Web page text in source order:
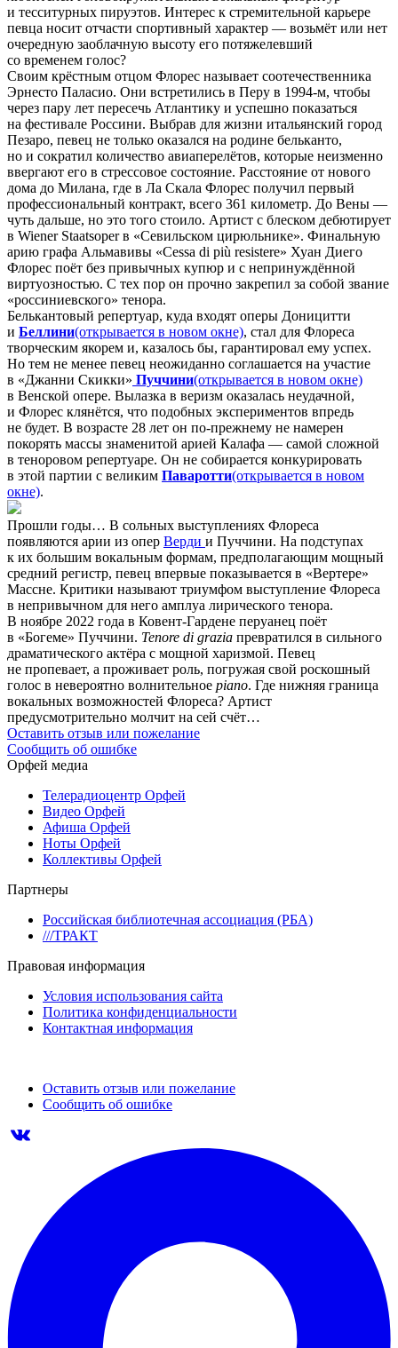
и тесситурных пируэтов. Интерес к стремительной карьере
певца носит отчасти спортивный характер — возьмёт или нет
очередную заоблачную высоту его потяжелевший
со временем голос?
Своим крёстным отцом Флорес называет соотечественника
Эрнесто Паласио. Они встретились в Перу в 1994-м, чтобы
через пару лет пересечь Атлантику и успешно показаться
на фестивале Россини. Выбрав для жизни итальянский город
Пезаро, певец не только оказался на родине бельканто,
но и сократил количество авиаперелётов, которые неизменно
ввергают его в стрессовое состояние. Расстояние от нового
дома до Милана, где в Ла Скала Флорес получил первый
профессиональный контракт, всего 361 километр. До Вены —
чуть дальше, но это того стоило. Артист с блеском дебютирует
в Wiener Staatsoper в «Севильском цирюльнике». Финальную
арию графа Альмавивы «Cessa di più resistere» Хуан Диего
Флорес поёт без привычных купюр и с непринуждённой
виртуозностью. С тех пор он прочно закрепил за собой звание
«россиниевского» тенора.
Белькантовый репертуар, куда входят оперы Доницитти
и Беллини(открывается в новом окне), стал для Флореса
творческим якорем и, казалось бы, гарантировал ему успех.
Но тем не менее певец неожиданно соглашается на участие
в «Джанни Скикки» Пуччини(открывается в новом окне)
в Венской опере. Вылазка в веризм оказалась неудачной,
и Флорес клянётся, что подобных экспериментов впредь
не будет. В возрасте 28 лет он по-прежнему не намерен
покорять массы знаменитой арией Калафа — самой сложной
в теноровом репертуаре. Он не собирается конкурировать
в этой партии с великим Паваротти(открывается в новом
окне).
Прошли годы… В сольных выступлениях Флореса
появляются арии из опер Верди и Пуччини. На подступах
к их большим вокальным формам, предполагающим мощный
средний регистр, певец впервые показывается в «Вертере»
Массне. Критики называют триумфом выступление Флореса
в непривычном для него амплуа лирического тенора.
В ноябре 2022 года в Ковент-Гардене перуанец поёт
в «Богеме» Пуччини. Tenore di grazia превратился в сильного
драматического актёра с мощной харизмой. Певец
не пропевает, а проживает роль, погружая свой роскошный
голос в невероятно волнительное piano. Где нижняя граница
вокальных возможностей Флореса? Артист
предусмотрительно молчит на сей счёт…
Оставить отзыв или пожелание
Сообщить об ошибке
Орфей медиа
Телерадиоцентр Орфей
Видео Орфей
Афиша Орфей
Ноты Орфей
Коллективы Орфей
Партнеры
Российская библиотечная ассоциация (РБА)
///ТРАКТ
Правовая информация
Условия использования сайта
Политика конфиденциальности
Контактная информация
Оставить отзыв или пожелание
Сообщить об ошибке